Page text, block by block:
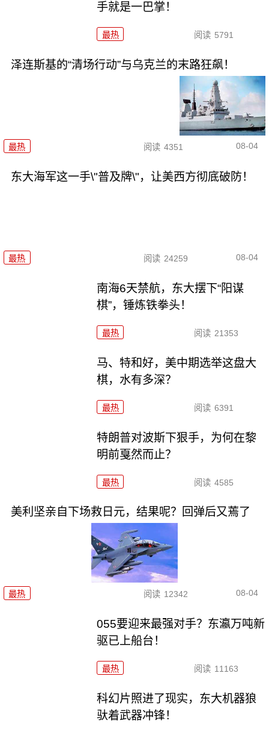
手就是一巴掌！
最热 阅读 5791
泽连斯基的“清场行动”与乌克兰的末路狂飙！
最热 阅读 4351 08-04
东大海军这一手\"普及牌\"，让美西方彻底破防！
最热 阅读 24259 08-04
南海6天禁航，东大摆下“阳谋
棋”，锤炼铁拳头！
最热 阅读 21353
马、特和好，美中期选举这盘大
棋，水有多深？
最热 阅读 6391
特朗普对波斯下狠手，为何在黎
明前戛然而止？
最热 阅读 4585
美利坚亲自下场救日元，结果呢？回弹后又蔫了
最热 阅读 12342 08-04
055要迎来最强对手？东瀛万吨新
驱已上船台！
最热 阅读 11163
科幻片照进了现实，东大机器狼
驮着武器冲锋！